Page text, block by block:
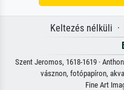
Keltezés nélküli ·
Szent Jeromos, 1618-1619 ·
vásznon, fotópapíron,
Fine Art